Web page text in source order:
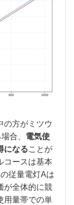
の方がミツウ
合、 電気使
になることが
コースは基本
従量電灯Aは
が全体的に競
用量帯での単